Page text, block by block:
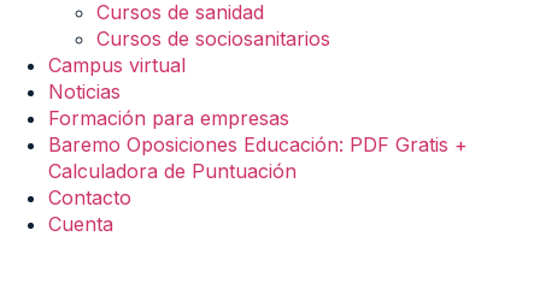
Cursos de sanidad
Cursos de sociosanitarios
Campus virtual
Noticias
Formación para empresas
Baremo Oposiciones Educación: PDF Gratis +
Calculadora de Puntuación
Contacto
Cuenta